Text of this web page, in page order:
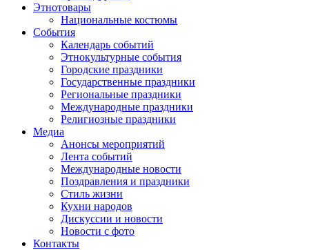
Этнотовары
Национальные костюмы
События
Календарь событий
Этнокультурные события
Городские праздники
Государственные праздники
Региональные праздники
Международные праздники
Религиозные праздники
Медиа
Анонсы мероприятий
Лента событий
Международные новости
Поздравления и праздники
Cтиль жизни
Кухни народов
Дискуссии и новости
Новости с фото
Контакты